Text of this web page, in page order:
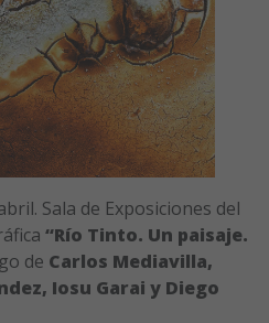
Sala de Exposiciones del
“Río Tinto. Un paisaje.
de Carlos Mediavilla,
Iosu Garai y Diego